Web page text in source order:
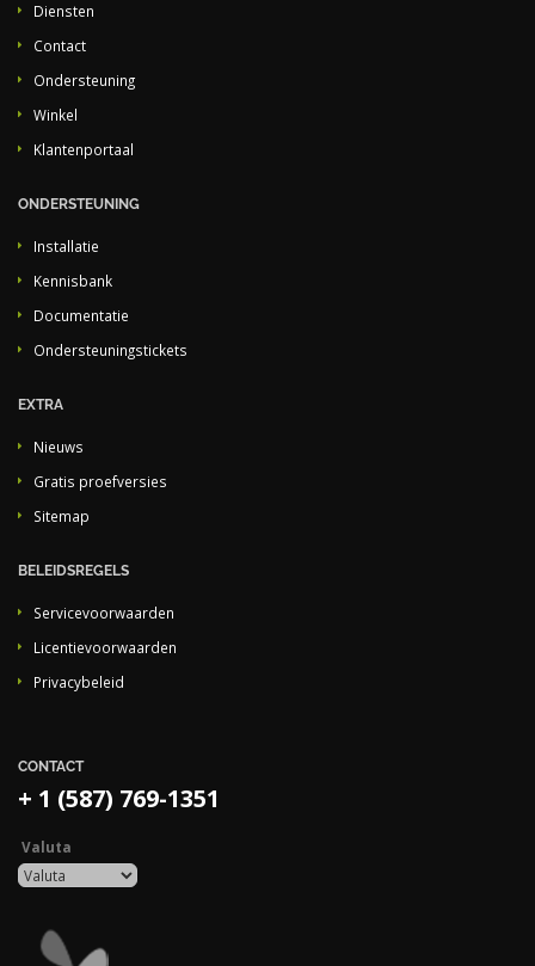
Diensten
Contact
Ondersteuning
Winkel
Klantenportaal
ONDERSTEUNING
Installatie
Kennisbank
Documentatie
Ondersteuningstickets
EXTRA
Nieuws
Gratis proefversies
Sitemap
BELEIDSREGELS
Servicevoorwaarden
Licentievoorwaarden
Privacybeleid
CONTACT
+ 1 (587) 769-1351
Valuta